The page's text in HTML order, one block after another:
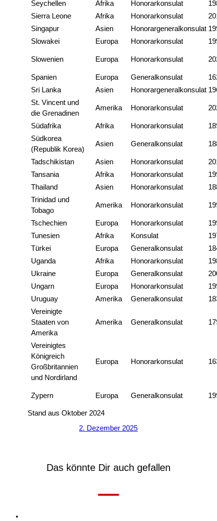
Seychellen Afrika Honorarkonsulat
Sierra Leone
Afrika Honorarkonsulat
Singapur
Asien Honorargeneralkonsulat
Slowakei
Europa Honorarkonsulat
Slowenien Europa Honorarkonsulat
Spanien Europa Generalkonsulat
Sri Lanka
Asien Honorargeneralkonsulat
St. Vincent und
die Grenadinen
Amerika Honorarkonsulat
Südafrika Afrika Honorarkonsulat
Südkorea
(Republik Korea)
Asien Generalkonsulat
Tadschikistan Asien Honorarkonsulat
Tansania
Afrika Honorarkonsulat
Thailand
Asien Honorarkonsulat
Trinidad und
Tobago
Amerika Honorarkonsulat
Tschechien Europa Honorarkonsulat
Tunesien
Afrika Konsulat
Türkei
Europa Generalkonsulat
Uganda
Afrika Honorarkonsulat
Ukraine
Europa Generalkonsulat
Ungarn
Europa Honorarkonsulat
Uruguay
Amerika Generalkonsulat
Vereinigte
Staaten von
Amerika
Amerika Generalkonsulat
Vereinigtes
Königreich
Großbritannien
und Nordirland
Europa Honorarkonsulat
Zypern Europa Generalkonsulat
Stand aus Oktober 2024
2. Dezember 2025
Das könnte Dir auch gefallen